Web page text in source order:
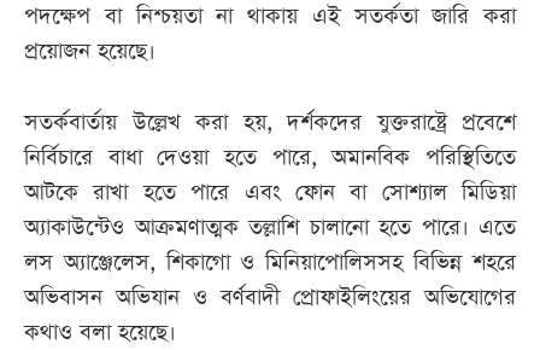
পদক্ষেপ বা নিশ্চয়তা না থাকায় এই সতর্কতা জারি করা
প্রয়োজন হয়েছে।
সতর্কবার্তায় উল্লেখ করা হয়, দর্শকদের যুক্তরাষ্ট্রে প্রবেশে
নির্বিচারে বাধা দেওয়া হতে পারে, অমানবিক পরিস্থিতিতে
আটকে রাখা হতে পারে এবং ফোন বা সোশ্যাল মিডিয়া
অ্যাকাউন্টেও আক্রমণাত্মক তল্লাশি চালানো হতে পারে। এতে
লস অ্যাঞ্জেলেস, শিকাগো ও মিনিয়াপোলিসসহ বিভিন্ন শহরে
অভিবাসন অভিযান ও বর্ণবাদী প্রোফাইলিংয়ের অভিযোগের
কথাও বলা হয়েছে।